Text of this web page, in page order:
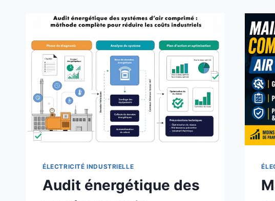
DIMENSIONNEMENT
ERREURS
ÉVITER
ÉLECTRICITÉ INDUSTRIELLE
Audit énergétique des